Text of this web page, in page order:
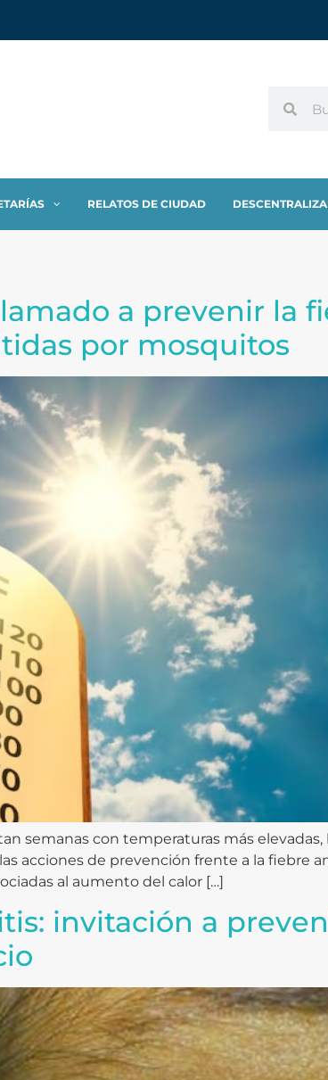
RELATOS DE CIUDAD
a prevenir la
por mosquitos
semanas con temperaturas más elevadas,
acciones de prevención frente a la fiebre
al aumento del calor […]
invitación a